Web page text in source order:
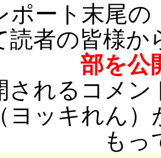
ポート末尾の
読者の皆様か
部を公
されるコメン
ヨッキれん
もっ